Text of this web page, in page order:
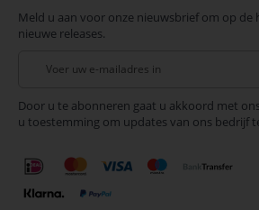
Meld u aan voor onze nieuwsbrief om op de
nieuwe releases.
onze
nieuwsbrief
Door u te abonneren gaat u akkoord met
u toestemming om updates van ons bedrijf